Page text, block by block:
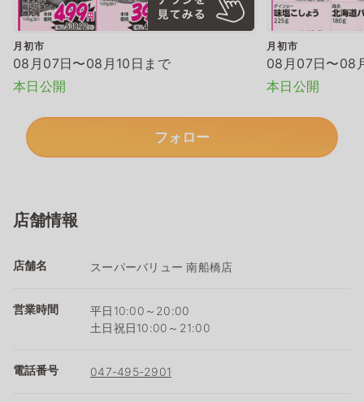
月初市
08月07日〜08月10日まで
本日公開
月初市
08月07日〜08
本日公開
フォロー
店舗情報
店舗名 スーパーバリュー 南船橋店
営業時間
平日10:00～20:00
土日祝日10:00～21:00
電話番号 047-495-2901